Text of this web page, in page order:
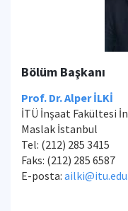
Bölüm Başkanı
Prof. Dr. Alper İLKİ
İTÜ İnşaat Fakültesi
Maslak İstanbul
Tel: (212) 285 3415
Faks: (212) 285 6587
E-posta: